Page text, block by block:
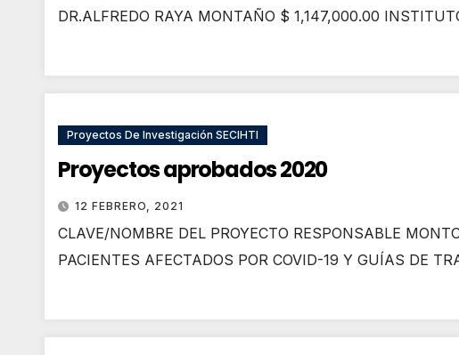
DR.ALFREDO RAYA MONTAÑO $ 1,147,000.00
Proyectos De Investigación SECIHTI
Proyectos aprobados 2020
12 FEBRERO, 2021
CLAVE/NOMBRE DEL PROYECTO RESPONSABLE
PACIENTES AFECTADOS POR COVID-19 Y GUÍAS DE